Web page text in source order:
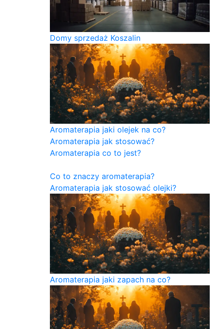
Domy sprzedaż Koszalin
Aromaterapia jaki olejek na co?
Aromaterapia jak stosować?
Aromaterapia co to jest?
Co to znaczy aromaterapia?
Aromaterapia jak stosować olejki?
Aromaterapia jaki zapach na co?